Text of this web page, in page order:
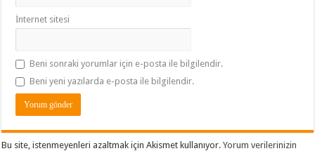
İnternet sitesi
Beni sonraki yorumlar için e-posta ile bilgilendir.
Beni yeni yazılarda e-posta ile bilgilendir.
Bu site, istenmeyenleri azaltmak için Akismet kullanıyor.Yorum verilerinizin